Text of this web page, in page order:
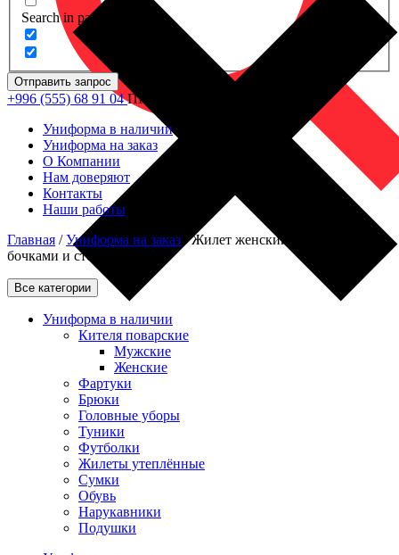
Search in pages
Отправить запрос
+996 (555) 68 91 04ПН - ПТ: 09.00 - 18.00
Униформа в наличии
Униформа на заказ
О Компании
Нам доверяют
Контакты
Наши работы
Главная /Униформа на заказ /Жилет женский утепленный с
бочками и стёжкой (42-48)
Все категории
Униформа в наличии
Кителя поварские
Мужские
Женские
Фартуки
Брюки
Головные уборы
Туники
Футболки
Жилеты утеплённые
Сумки
Обувь
Нарукавники
Подушки